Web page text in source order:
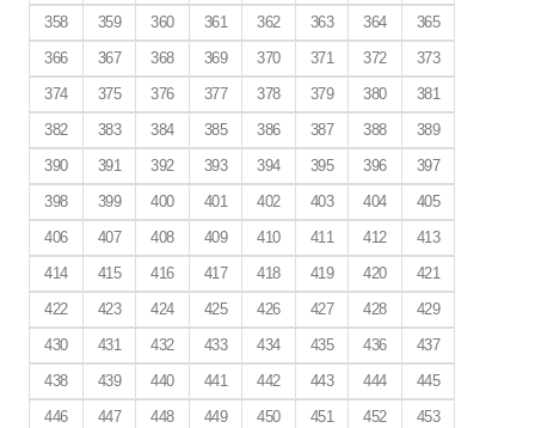
358
359 360 361 362 363 364
365
366
367 368 369 370 371 372
373
374
375 376 377 378 379 380
381
382
383 384 385 386 387 388
389
390
391 392 393 394 395 396
397
398
399 400 401 402 403 404
405
406
407 408 409 410 411 412
413
414
415 416 417 418 419 420
421
422
423 424 425 426 427 428
429
430
431 432 433 434 435 436
437
438
439 440 441 442 443 444
445
446
447 448 449 450 451 452
453